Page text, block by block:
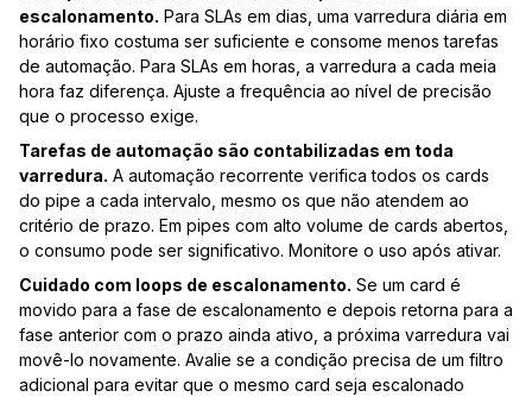
escalonamento. Para SLAs em dias, uma varredura diária em
horário fixo costuma ser suficiente e consome menos tarefas
de automação. Para SLAs em horas, a varredura a cada meia
hora faz diferença. Ajuste a frequência ao nível de precisão
que o processo exige.
Tarefas de automação são contabilizadas em toda
varredura. A automação recorrente verifica todos os cards
do pipe a cada intervalo, mesmo os que não atendem ao
critério de prazo. Em pipes com alto volume de cards abertos,
o consumo pode ser significativo. Monitore o uso após ativar.
Cuidado com loops de escalonamento. Se um card é
movido para a fase de escalonamento e depois retorna para a
fase anterior com o prazo ainda ativo, a próxima varredura vai
movê-lo novamente. Avalie se a condição precisa de um filtro
adicional para evitar que o mesmo card seja escalonado